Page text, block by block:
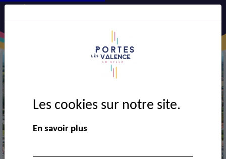
Les cookies sur notre site.
En savoir plus